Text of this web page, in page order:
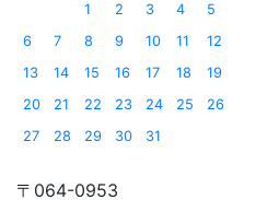
1
2 3 4
5
6
7 8 9 10 11
12
13
14 15 16 17 18
19
20
21 22 23 24 25
26
27
28 29 30 31
〒064-0953